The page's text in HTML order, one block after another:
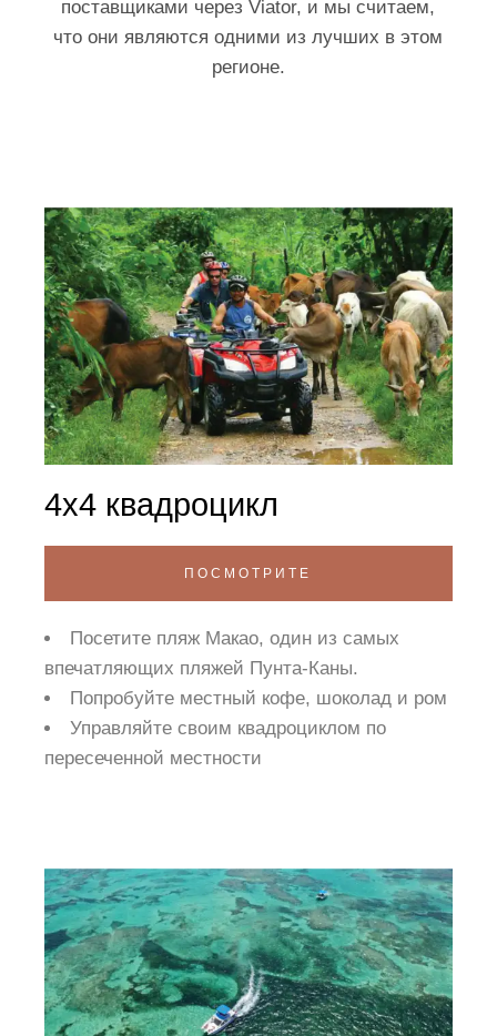
поставщиками через Viator, и мы считаем,
что они являются одними из лучших в этом
регионе.
4x4 квадроцикл
ПОСМОТРИТЕ
Посетите пляж Макао, один из самых
впечатляющих пляжей Пунта-Каны.
Попробуйте местный кофе, шоколад и ром
Управляйте своим квадроциклом по
пересеченной местности